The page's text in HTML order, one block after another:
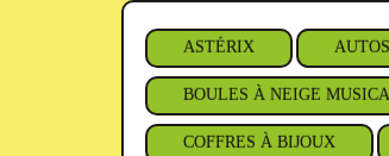
ASTÉRIX
BOULES À NEIGE
COFFRES À BIJOUX